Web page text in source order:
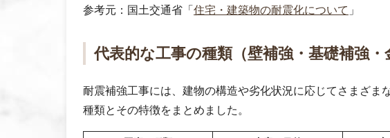
参考元：国土交通省「 住宅・建築物の耐震化について 」
代表的な工事の種類（壁補強・基礎補強・
耐震補強工事には、建物の構造や劣化状況に応じてさまざま
種類とその特徴をまとめました。